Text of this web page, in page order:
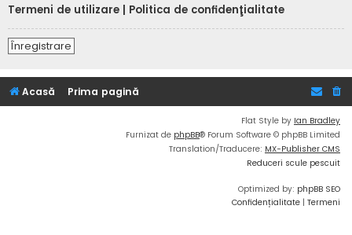
Termeni de utilizare
Politica de confidenţialitate
Înregistrare
Acasă Prima pagină
Flat Style by Ian Bradley
Furnizat de phpBB® Forum Software © phpBB Limited
Translation/Traducere: MX-Publisher CMS
Reduceri scule pescuit
Optimized by: phpBB SEO
Confidențialitate | Termeni